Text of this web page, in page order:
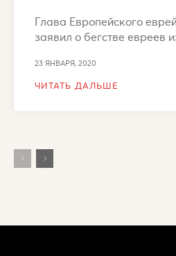
Глава Европейского
заявил о бегстве евреев
23 ЯНВАРЯ, 2020
ЧИТАТЬ ДАЛЬШЕ